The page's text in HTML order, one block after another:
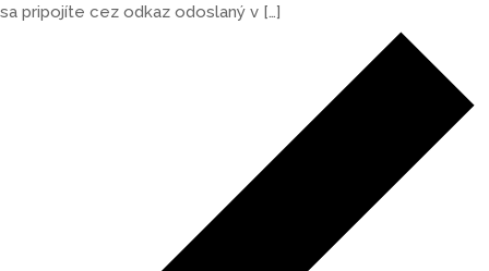
sa pripojíte cez odkaz odoslaný v […]